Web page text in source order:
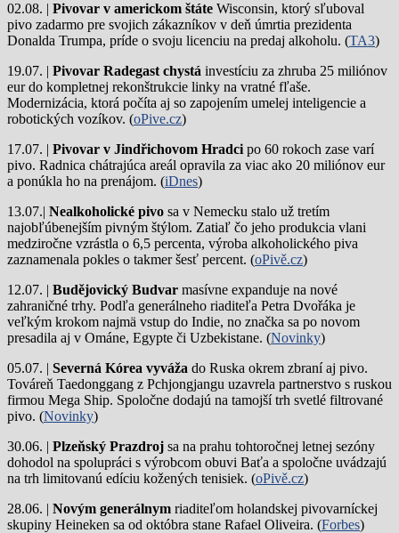
02.08. | Pivovar v americkom štáte Wisconsin, ktorý sľuboval
pivo zadarmo pre svojich zákazníkov v deň úmrtia prezidenta
Donalda Trumpa, príde o svoju licenciu na predaj alkoholu. (TA3)
19.07. | Pivovar Radegast chystá investíciu za zhruba 25 miliónov
eur do kompletnej rekonštrukcie linky na vratné fľaše.
Modernizácia, ktorá počíta aj so zapojením umelej inteligencie a
robotických vozíkov. (oPive.cz)
17.07. | Pivovar v Jindřichovom Hradci po 60 rokoch zase varí
pivo. Radnica chátrajúca areál opravila za viac ako 20 miliónov eur
a ponúkla ho na prenájom. (iDnes)
13.07.| Nealkoholické pivo sa v Nemecku stalo už tretím
najobľúbenejším pivným štýlom. Zatiaľ čo jeho produkcia vlani
medziročne vzrástla o 6,5 percenta, výroba alkoholického piva
zaznamenala pokles o takmer šesť percent. (oPivě.cz)
12.07. | Budějovický Budvar masívne expanduje na nové
zahraničné trhy. Podľa generálneho riaditeľa Petra Dvořáka je
veľkým krokom najmä vstup do Indie, no značka sa po novom
presadila aj v Ománe, Egypte či Uzbekistane. (Novinky)
05.07. | Severná Kórea vyváža do Ruska okrem zbraní aj pivo.
Továreň Taedonggang z Pchjongjangu uzavrela partnerstvo s ruskou
firmou Mega Ship. Spoločne dodajú na tamojší trh svetlé filtrované
pivo. (Novinky)
30.06. | Plzeňský Prazdroj sa na prahu tohtoročnej letnej sezóny
dohodol na spolupráci s výrobcom obuvi Baťa a spoločne uvádzajú
na trh limitovanú edíciu kožených tenisiek. (oPivě.cz)
28.06. | Novým generálnym riaditeľom holandskej pivovarníckej
skupiny Heineken sa od októbra stane Rafael Oliveira. (Forbes)